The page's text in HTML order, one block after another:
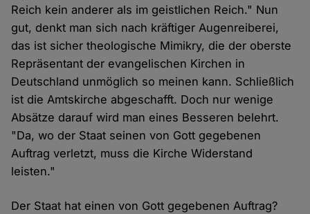
Reich kein anderer als im geistlichen Reich." Nun
gut, denkt man sich nach kräftiger Augenreiberei,
das ist sicher theologische Mimikry, die der oberste
Repräsentant der evangelischen Kirchen in
Deutschland unmöglich so meinen kann. Schließlich
ist die Amtskirche abgeschafft. Doch nur wenige
Absätze darauf wird man eines Besseren belehrt.
"Da, wo der Staat seinen von Gott gegebenen
Auftrag verletzt, muss die Kirche Widerstand
leisten."
Der Staat hat einen von Gott gegebenen Auftrag?